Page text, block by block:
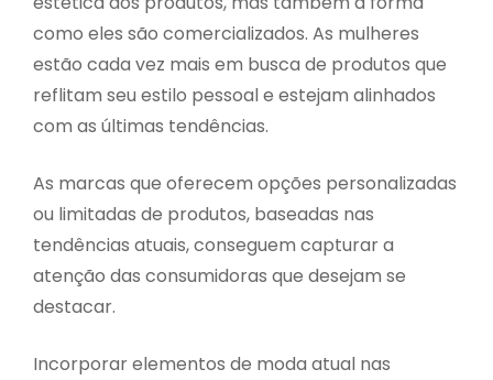
como eles são comercializados. As mulheres
estão cada vez mais em busca de produtos que
reflitam seu estilo pessoal e estejam alinhados
com as últimas tendências.
As marcas que oferecem opções personalizadas
ou limitadas de produtos, baseadas nas
tendências atuais, conseguem capturar a
atenção das consumidoras que desejam se
destacar.
Incorporar elementos de moda atual nas